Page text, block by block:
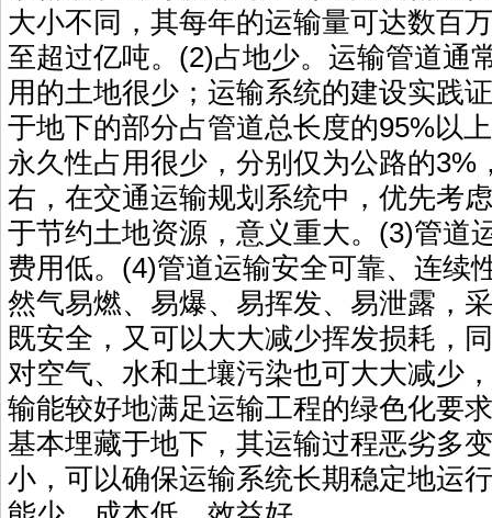
大小不同，其每年的运输量可达数百
至超过亿吨。(2)占地少。运输管道通
用的土地很少；运输系统的建设实践
于地下的部分占管道总长度的95%以
永久性占用很少，分别仅为公路的3%
右，在交通运输规划系统中，优先考
于节约土地资源，意义重大。(3)管道
费用低。(4)管道运输安全可靠、连续
然气易燃、易爆、易挥发、易泄露，
既安全，又可以大大减少挥发损耗，
对空气、水和土壤污染也可大大减少
输能较好地满足运输工程的绿色化要
基本埋藏于地下，其运输过程恶劣多
小，可以确保运输系统长期稳定地运